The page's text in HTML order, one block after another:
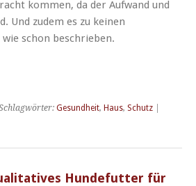
kommen, da der Aufwand und
Und zudem es zu keinen
schon beschrieben.
Gesundheit, Haus, Schutz
Hundefutter für